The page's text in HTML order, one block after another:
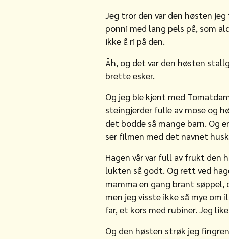
Jeg tror den var den høsten
ponni med lang pels på, som
ikke å ri på den.
Åh, og det var den høsten
brette esker.
Og jeg ble kjent med
steingjerder fulle av mose og
det bodde så mange barn. Og
ser filmen med det navnet
Hagen vår var full av frukt den
lukten så godt. Og rett ved
mamma en gang brant
men jeg visste ikke så mye
far, et kors med rubiner. Jeg
Og den høsten strøk jeg